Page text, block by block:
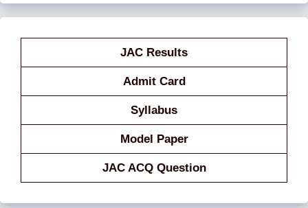
JAC Results
Admit Card
Syllabus
Model Paper
JAC ACQ Question